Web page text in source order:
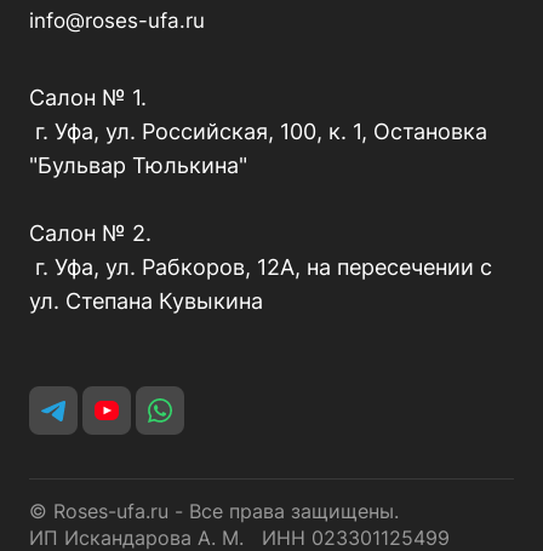
info@roses-ufa.ru
Салон № 1.
г. Уфа, ул. Российская, 100, к. 1, Остановка
"Бульвар Тюлькина"
Салон № 2.
г. Уфа, ул. Рабкоров, 12А, на пересечении с
ул. Степана Кувыкина
© Roses-ufa.ru - Все права защищены.
ИП Искандарова А. М. ИНН 023301125499